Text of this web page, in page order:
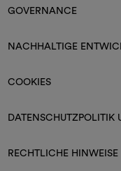
GOVERNANCE
NACHHALTIGE
COOKIES
DATENSCHUTZPOLITIK
RECHTLICHE HINWEISE